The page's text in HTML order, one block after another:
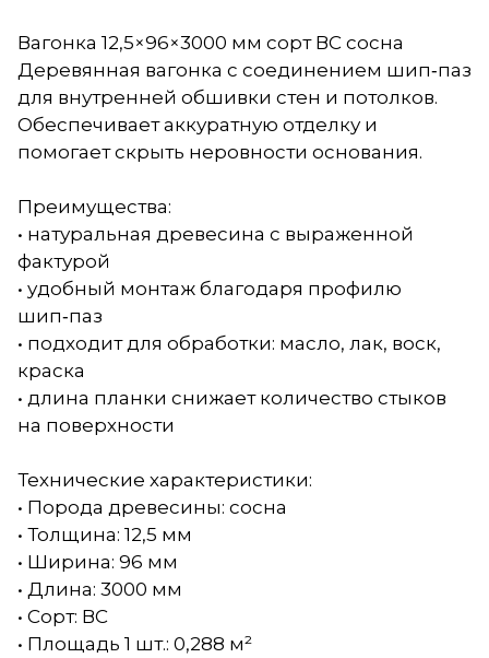
Вагонка 12,5×96×3000 мм сорт ВС сосна
Деревянная вагонка с соединением шип‑паз
для внутренней обшивки стен и потолков.
Обеспечивает аккуратную отделку и
помогает скрыть неровности основания.
Преимущества:
• натуральная древесина с выраженной
фактурой
• удобный монтаж благодаря профилю
шип‑паз
• подходит для обработки: масло, лак, воск,
краска
• длина планки снижает количество стыков
на поверхности
Технические характеристики:
• Порода древесины: сосна
• Толщина: 12,5 мм
• Ширина: 96 мм
• Длина: 3000 мм
• Сорт: ВС
• Площадь 1 шт.: 0,288 м²